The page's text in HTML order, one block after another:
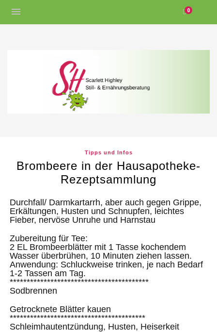
0
Tipps und Infos
Brombeere in der Hausapotheke-
Rezeptsammlung
Durchfall/ Darmkartarrh, aber auch gegen Grippe,
Erkältungen, Husten und Schnupfen, leichtes
Fieber, nervöse Unruhe und Harnstau
Zubereitung für Tee:
2 EL Brombeerblätter mit 1 Tasse kochendem
Wasser überbrühen, 10 Minuten ziehen lassen.
Anwendung: Schluckweise trinken, je nach Bedarf
1-2 Tassen am Tag.
*****************************************
Sodbrennen
Getrocknete Blätter kauen
****************************************
Schleimhautentzündung, Husten, Heiserkeit